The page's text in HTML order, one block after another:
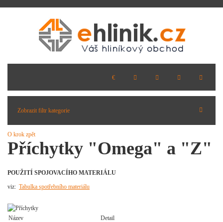
Zobrazit filtr kategorie
O krok zpět
Příchytky "Omega" a "Z"
POUŽITÍ SPOJOVACÍHO MATERIÁLU
viz: Tabulka spotřebního materiálu
Název
Detail